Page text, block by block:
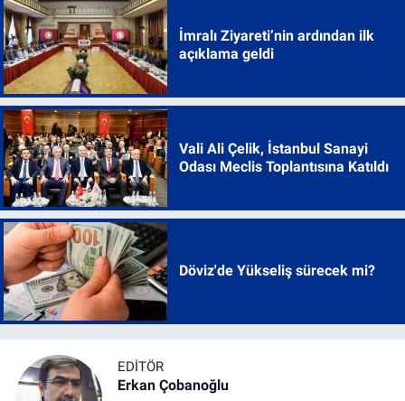
İmralı Ziyareti’nin ardından ilk
açıklama geldi
Vali Ali Çelik, İstanbul Sanayi
Odası Meclis Toplantısına Katıldı
Döviz'de Yükseliş sürecek mi?
EDITÖR
Erkan Çobanoğlu